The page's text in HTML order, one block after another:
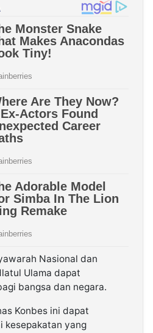
Nasional dan
Ulama dapat
bangsa dan negara.
Konbes ini dapat
kesepakatan yang